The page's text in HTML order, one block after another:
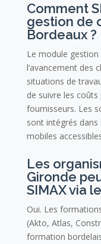
Comment
gestion de
Bordeaux ?
Le module
l’avancement des
situations de
de suivre les
fournisseurs. Les
sont intégrés
mobiles
Les
Gironde
SIMAX via
Oui. Les
(Akto, Atlas,
formation